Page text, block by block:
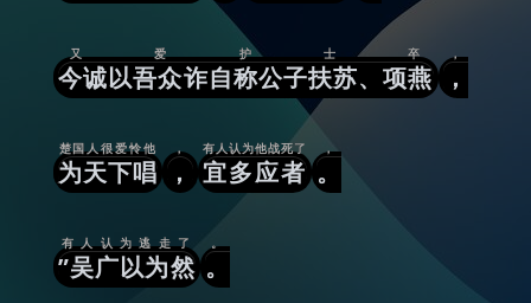
今诚以吾众诈自称公子扶苏、项燕
又爱护士卒
，
，
为天下唱
楚国人很爱怜他
，
，
宜多应者
有人认为他战死了
。
，
”吴广以为然
有人认为逃走了
。
。